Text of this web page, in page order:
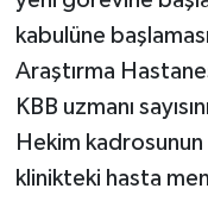
kabulüne
Araştırma
KBB uzmanı
Hekim
klinikteki hasta